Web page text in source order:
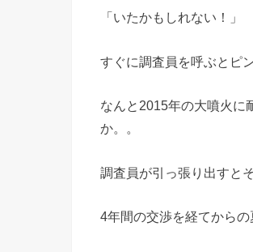
「いたかもしれない！」
すぐに調査員を呼ぶとピ
なんと2015年の大噴火に
か。。
調査員が引っ張り出すと
4年間の交渉を経てから